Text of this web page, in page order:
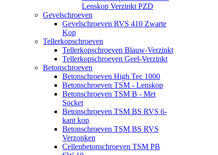
Lenskop Verzinkt PZD
Gevelschroeven
Gevelschroeven RVS 410 Zwarte
Kop
Tellerkopschroeven
Tellerkopschroeven Blauw-Verzinkt
Tellerkopschroeven Geel-Verzinkt
Betonschroeven
Betonschroeven High Tec 1000
Betonschroeven TSM - Lenskop
Betonschroeven TSM B - Met
Socket
Betonschroeven TSM BS RVS 6-
kant kop
Betonschroeven TSM BS RVS
Verzonken
Cellenbetonschroeven TSM PB